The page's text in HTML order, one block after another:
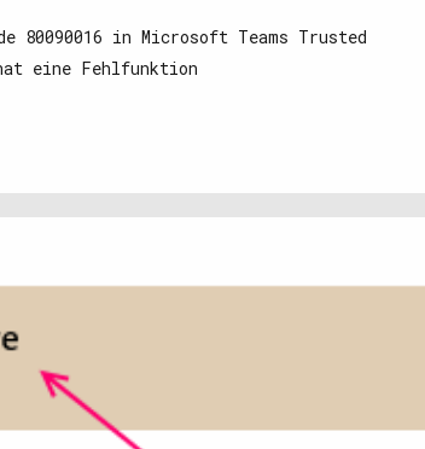
80090016 in Microsoft Teams Trusted
eine Fehlfunktion